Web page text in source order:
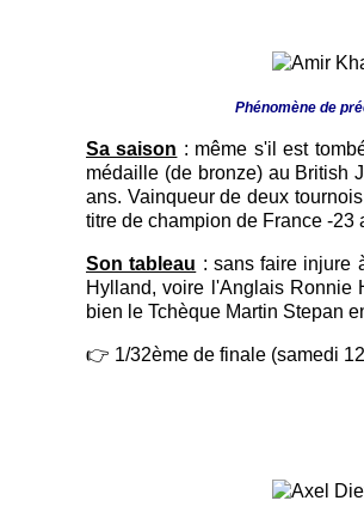
Phénomène de
Sa saison : même s'il est
médaille (de bronze) au British
ans. Vainqueur de deux
titre de champion de France -23
Son tableau : sans faire injure
Hylland, voire l'Anglais Ronnie
bien le Tchèque Martin Stepan
👉 1/32ème de finale (samedi